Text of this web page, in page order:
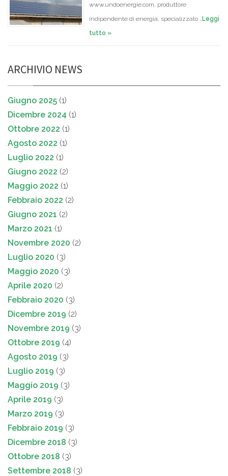
www.undoenergie.com, produttore
indipendente di energia, specializzato … Leggi
tutto »
ARCHIVIO NEWS
Giugno 2025 (1)
Dicembre 2024 (1)
Ottobre 2022 (1)
Agosto 2022 (1)
Luglio 2022 (1)
Giugno 2022 (2)
Maggio 2022 (1)
Febbraio 2022 (2)
Giugno 2021 (2)
Marzo 2021 (1)
Novembre 2020 (2)
Luglio 2020 (3)
Maggio 2020 (3)
Aprile 2020 (2)
Febbraio 2020 (3)
Dicembre 2019 (2)
Novembre 2019 (3)
Ottobre 2019 (4)
Agosto 2019 (3)
Luglio 2019 (3)
Maggio 2019 (3)
Aprile 2019 (3)
Marzo 2019 (3)
Febbraio 2019 (3)
Dicembre 2018 (3)
Ottobre 2018 (3)
Settembre 2018 (3)